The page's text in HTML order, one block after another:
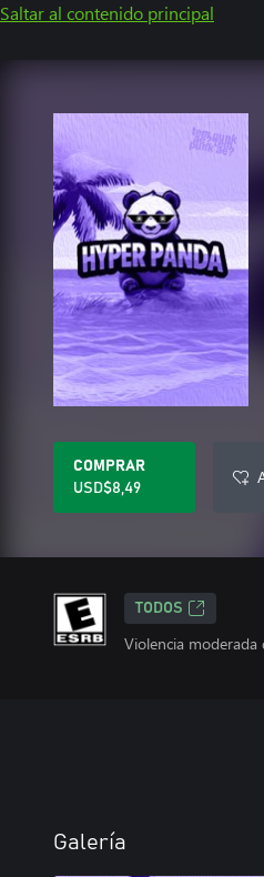
Saltar al contenido principal
COMPRAR
USD$8,49
TODOS
Violencia moderada
Galería